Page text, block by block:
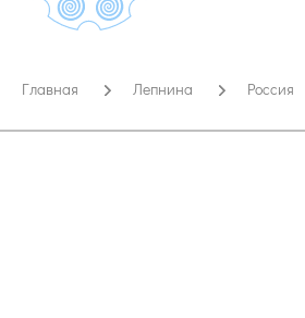
Главная Лепнина Россия